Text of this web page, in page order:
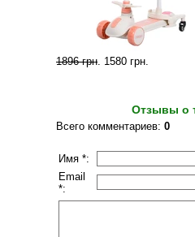
1896 грн. 1580 грн.
Отзывы о
Всего комментариев: 0
Имя *:
Email
*: